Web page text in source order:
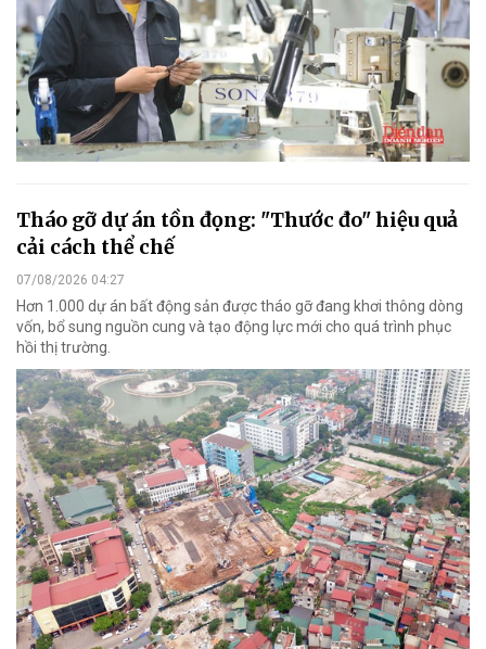
Tháo gỡ dự án tồn đọng: "Thước đo" hiệu quả
cải cách thể chế
07/08/2026 04:27
Hơn 1.000 dự án bất động sản được tháo gỡ đang khơi thông dòng
vốn, bổ sung nguồn cung và tạo động lực mới cho quá trình phục
hồi thị trường.